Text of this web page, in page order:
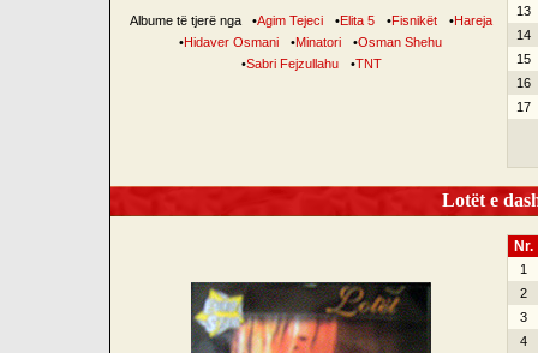
Albume të tjerë nga •Agim Tejeci •Elita 5 •Fisnikët •Hareja
•Hidaver Osmani •Minatori •Osman Shehu
•Sabri Fejzullahu •TNT
13
14
15
16
17
Lotët e
Nr.
1
2
3
4